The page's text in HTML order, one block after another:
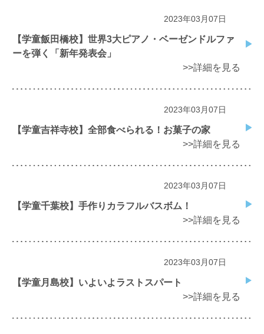
2023年03月07日
【学童飯田橋校】世界3大ピアノ・ベーゼンドルファ
ーを弾く「新年発表会」
>>詳細を見る
2023年03月07日
【学童吉祥寺校】全部食べられる！お菓子の家
>>詳細を見る
2023年03月07日
【学童千葉校】手作りカラフルバスボム！
>>詳細を見る
2023年03月07日
【学童月島校】いよいよラストスパート
>>詳細を見る